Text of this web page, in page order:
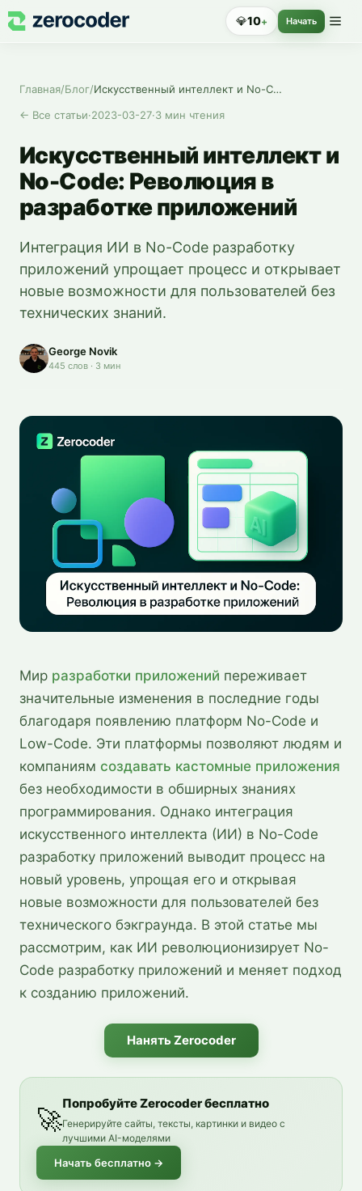
💎10+ Начать
Главная/Блог/
Искусственный интеллект и No-Code: Революция в разработке приложений
← Все статьи·2023-03-27·3 мин чтения
Искусственный интеллект и
No-Code: Революция в
разработке приложений
Интеграция ИИ в No-Code разработку
приложений упрощает процесс и открывает
новые возможности для пользователей без
технических знаний.
George Novik
445 слов · 3 мин
Мир разработки приложений переживает
значительные изменения в последние годы
благодаря появлению платформ No-Code и
Low-Code. Эти платформы позволяют людям и
компаниям создавать кастомные приложения
без необходимости в обширных знаниях
программирования. Однако интеграция
искусственного интеллекта (ИИ) в No-Code
разработку приложений выводит процесс на
новый уровень, упрощая его и открывая
новые возможности для пользователей без
технического бэкграунда. В этой статье мы
рассмотрим, как ИИ революционизирует No-
Code разработку приложений и меняет подход
к созданию приложений.
Нанять Zerocoder
🚀
Попробуйте Zerocoder бесплатно
Генерируйте сайты, тексты, картинки и видео с
лучшими AI-моделями
Начать бесплатно →